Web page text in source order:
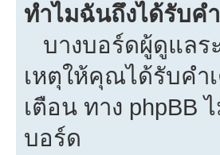
ทำไมฉันถึงได้รับค
บางบอร์ดผู้ดูแลร
เหตุให้คุณได้รับค
เตือน ทาง phpBB
บอร์ด